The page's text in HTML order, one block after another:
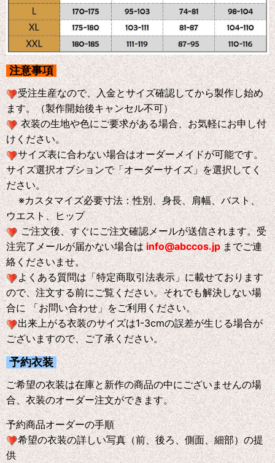
注意事項
受注生産なので、入金とサイズ確認してから製作し始め
ます。（製作開始後キャンセル不可）
衣装の生地や色にご要求がある場合、お気軽にお申し付
けください。
サイズ表に合わない場合はオーダーメイドが可能です。
サイズ選択オブションで「オーダーサイズ」を選択してく
ださい。
※カスタマイズ必要寸法：性別、身長、肩幅、バスト、
ウエスト、ヒップ
ご注文後、すぐにご注文確認メールが送信されます。受
注完了メールが届かない場合はinfo@abccos.jp までご連
絡くださいませ。
よくある質問は「特定商取引法表示」に載せております
ので、注文する前にご覧ください。それでも解決しない場
合に 「お問い合わせ」をご利用ください。
出来上がる衣装のサイズは1-3cmの誤差が生じる場合が
ございますので、ご了承ください。
予約衣装
ご希望の衣装は在庫と新作の商品の中にございませんの場
合、衣装のオーダー注文ができます。
予約商品オーダーの手順
希望の衣装の詳しい写真（前、後ろ、側面、細部）の提
供